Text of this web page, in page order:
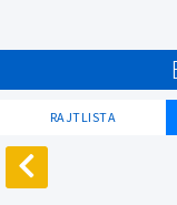
RAJTLISTA